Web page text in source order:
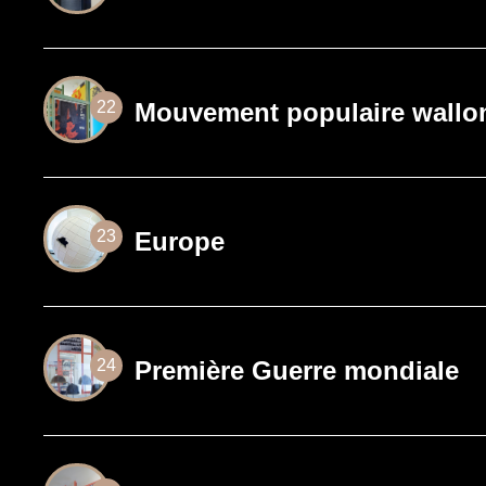
22 Mouvement populaire
23 Europe
24 Première Guerre mondiale